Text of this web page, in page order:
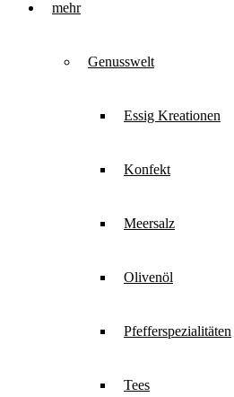
mehr
Genusswelt
Essig Kreationen
Konfekt
Meersalz
Olivenöl
Pfefferspezialitäten
Tees